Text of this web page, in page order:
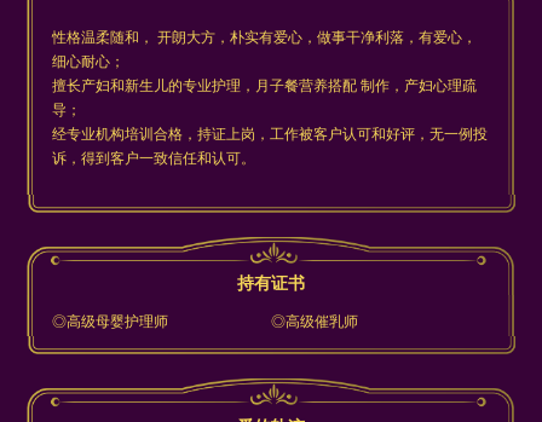
性格温柔随和， 开朗大方，朴实有爱心，做事干净利落，有爱心，
细心耐心；
擅长产妇和新生儿的专业护理，月子餐营养搭配 制作，产妇心理疏
导；
经专业机构培训合格，持证上岗，工作被客户认可和好评，无一例投
诉，得到客户一致信任和认可。
持有证书
◎高级母婴护理师 ◎高级催乳师